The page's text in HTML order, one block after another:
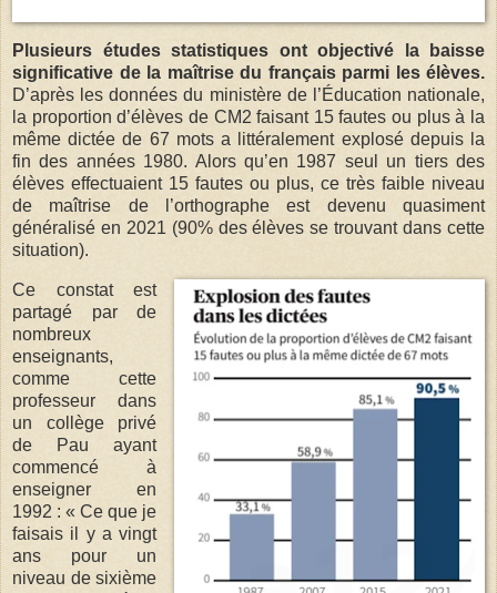
Plusieurs études statistiques ont objectivé la baisse
significative de la maîtrise du français parmi les élèves.
D’après les données du ministère de l’Éducation nationale,
la proportion d’élèves de CM2 faisant 15 fautes ou plus à la
même dictée de 67 mots a littéralement explosé depuis la
fin des années 1980. Alors qu’en 1987 seul un tiers des
élèves effectuaient 15 fautes ou plus, ce très faible niveau
de maîtrise de l’orthographe est devenu quasiment
généralisé en 2021 (90% des élèves se trouvant dans cette
situation).
Ce constat est
partagé par de
nombreux
enseignants,
comme cette
professeur dans
un collège privé
de Pau ayant
commencé à
enseigner en
1992 : « Ce que je
faisais il y a vingt
ans pour un
niveau de sixième